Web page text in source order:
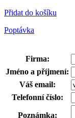
Přidat do košíku
Poptávka
Firma:
Jméno a příjmení:
Váš email:
Telefonní číslo:
Poznámka: